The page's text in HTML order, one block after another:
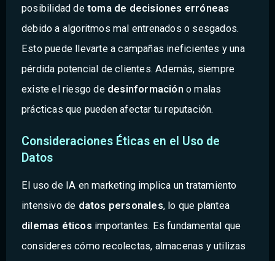
posibilidad de toma de decisiones erróneas
debido a algoritmos mal entrenados o sesgados.
Esto puede llevarte a campañas ineficientes y una
pérdida potencial de clientes. Además, siempre
existe el riesgo de desinformacióno malas
prácticas que pueden afectar tu reputación.
Consideraciones Éticas en el Uso de
Datos
El uso de IA en marketing implica un tratamiento
intensivo de datos personales, lo que plantea
dilemas éticos importantes. Es fundamental que
consideres cómo recolectas, almacenas y utilizas